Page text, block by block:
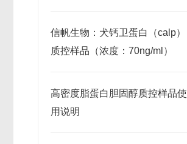
信帆生物：犬钙卫蛋白（calp）
质控样品（浓度：70ng/ml）
高密度脂蛋白胆固醇质控样品使
用说明